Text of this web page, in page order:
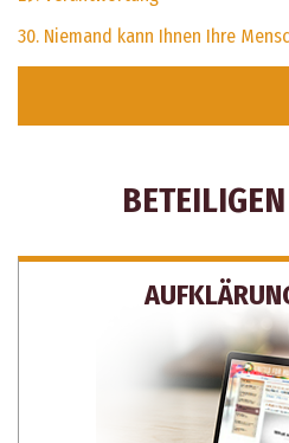
30. Niemand kann Ihnen Ihre